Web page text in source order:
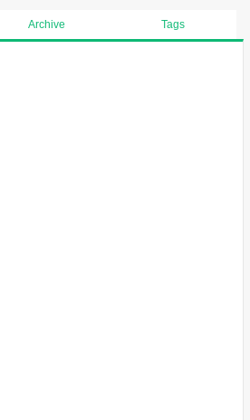
Archive Tags